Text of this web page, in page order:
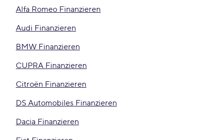
Alfa Romeo Finanzieren
Audi Finanzieren
BMW Finanzieren
CUPRA Finanzieren
Citroën Finanzieren
DS Automobiles Finanzieren
Dacia Finanzieren